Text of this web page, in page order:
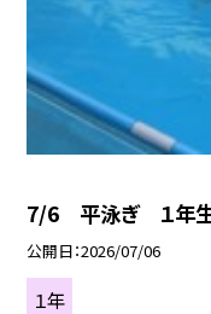
7/6 平泳ぎ １年
公開日 2026/07/06
１年